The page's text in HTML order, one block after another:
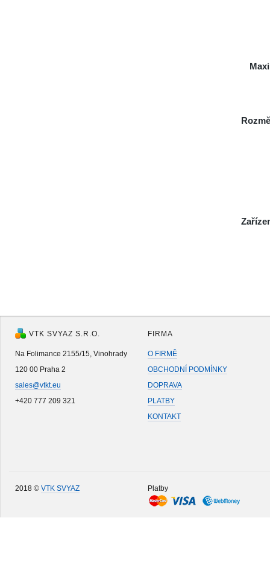
VTK SVYAZ S.R.O.
Na Folimance 2155/15, Vinohrady
120 00 Praha 2
sales@vtkt.eu
+420 777 209 321
FIRMA
O FIRMĚ
OBCHODNÍ PODMÍNKY
DOPRAVA
PLATBY
KONTAKT
2018 © VTK SVYAZ Platby